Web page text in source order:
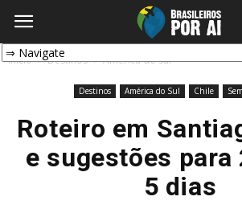
Início Destinos América do Sul
Destinos América do Sul Chile
Roteiro em
e sugestões para
5 dias